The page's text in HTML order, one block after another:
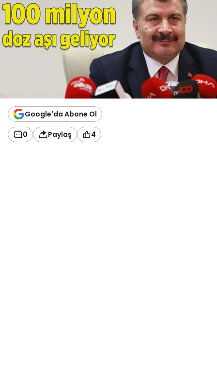
Google'da Abone Ol
0 Paylaş 4